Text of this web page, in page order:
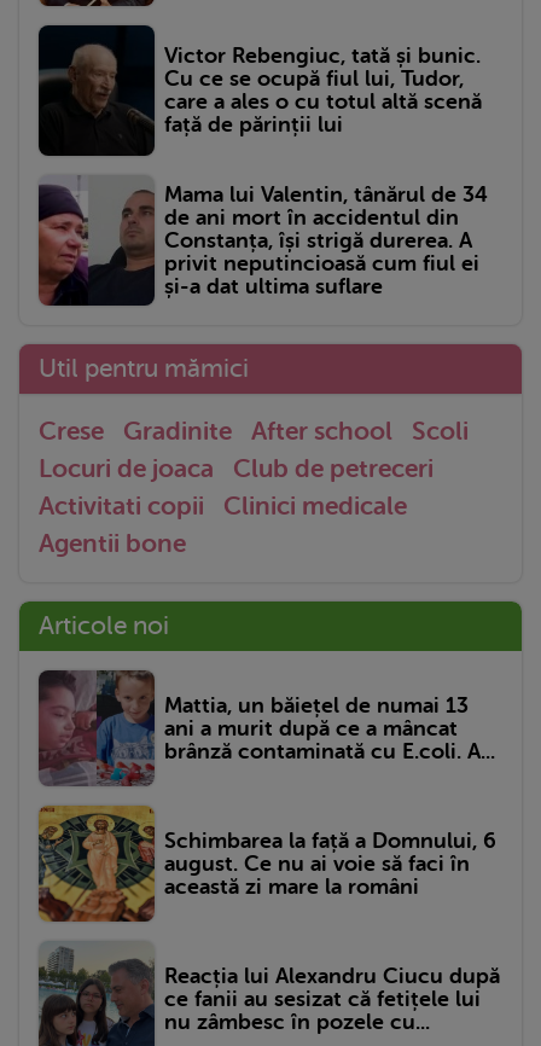
Victor Rebengiuc, tată și bunic.
Cu ce se ocupă fiul lui, Tudor,
care a ales o cu totul altă scenă
față de părinții lui
Mama lui Valentin, tânărul de 34
de ani mort în accidentul din
Constanța, își strigă durerea. A
privit neputincioasă cum fiul ei
și-a dat ultima suflare
Util pentru mămici
Crese Gradinite After school
Scoli
Locuri de joaca
Club de petreceri
Activitati copii
Clinici medicale
Agentii bone
Articole noi
Mattia, un băiețel de numai 13
ani a murit după ce a mâncat
brânză contaminată cu E.coli. A...
Schimbarea la față a Domnului, 6
august. Ce nu ai voie să faci în
această zi mare la români
Reacția lui Alexandru Ciucu după
ce fanii au sesizat că fetițele lui
nu zâmbesc în pozele cu...